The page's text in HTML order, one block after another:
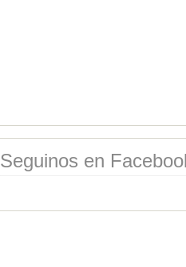
Seguinos en